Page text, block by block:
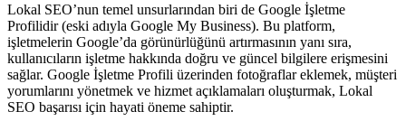
Lokal SEO’nun temel unsurlarından biri de Google İşletme
Profilidir (eski adıyla Google My Business). Bu platform,
işletmelerin Google’da görünürlüğünü artırmasının yanı sıra,
kullanıcıların işletme hakkında doğru ve güncel bilgilere erişmesini
sağlar. Google İşletme Profili üzerinden fotoğraflar eklemek, müşteri
yorumlarını yönetmek ve hizmet açıklamaları oluşturmak, Lokal
SEO başarısı için hayati öneme sahiptir.